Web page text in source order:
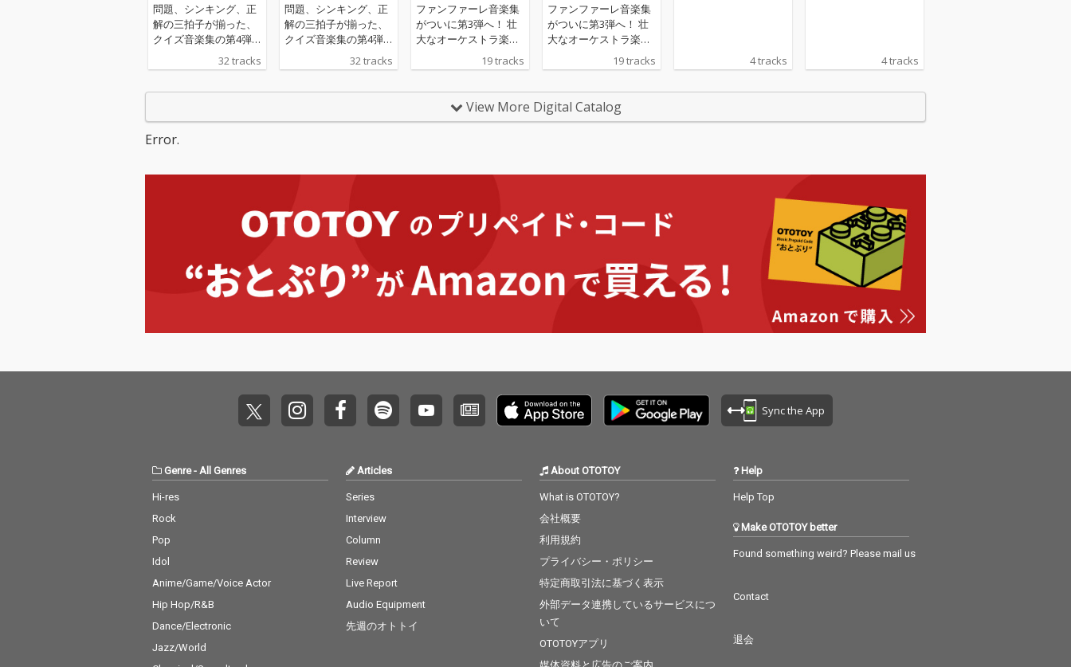
問題、シンキング、正
解の三拍子が揃った、
クイズ音楽集の第4弾
が登場！ 派手なMEと
クイズBGMを一つにし
載の一枚です。
32 tracks
問題、シンキング、正
解の三拍子が揃った、
クイズ音楽集の第4弾
が登場！ 派手なMEと
クイズBGMを一つにし
32 tracks
ファンファーレ音楽集
がついに第3弾へ！ 壮
大なオーケストラ楽曲
からPOPで華やかな楽
曲まで、喜びの瞬間を
たっぷり詰め込んだ1
枚です！
19 tracks
ファンファーレ音楽集
がついに第3弾へ！ 壮
大なオーケストラ楽曲
からPOPで華やかな楽
曲まで、喜びの瞬間を
たっぷり詰め込んだ1
枚です！
19 tracks 4 tracks 4 tracks
View More Digital Catalog
Error.
Sync the App
Genre- All Genres
Hi-res
Rock
Pop
Idol
Anime/Game/Voice Actor
Hip Hop/R&B
Dance/Electronic
Jazz/World
Articles
Series
Interview
Column
Review
Live Report
Audio Equipment
先週のオトトイ
About OTOTOY
What is OTOTOY?
会社概要
利用規約
プライバシー・ポリシー
特定商取引法に基づく表示
外部データ連携しているサービスにつ
いて
OTOTOYアプリ
Help
Help Top
Make OTOTOY better
Found something weird? Please mail us
Contact
退会